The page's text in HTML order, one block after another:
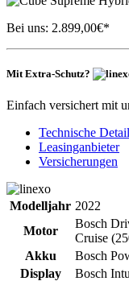
Bei uns: 2.899,00€*
Mit Extra-Schutz?
Einfach versichert mit
Technische
Leasinganbieter
Versicherungen
Modelljahr 2022
Motor
Bosch
Cruise
Akku
Bosch
Display
Bosch